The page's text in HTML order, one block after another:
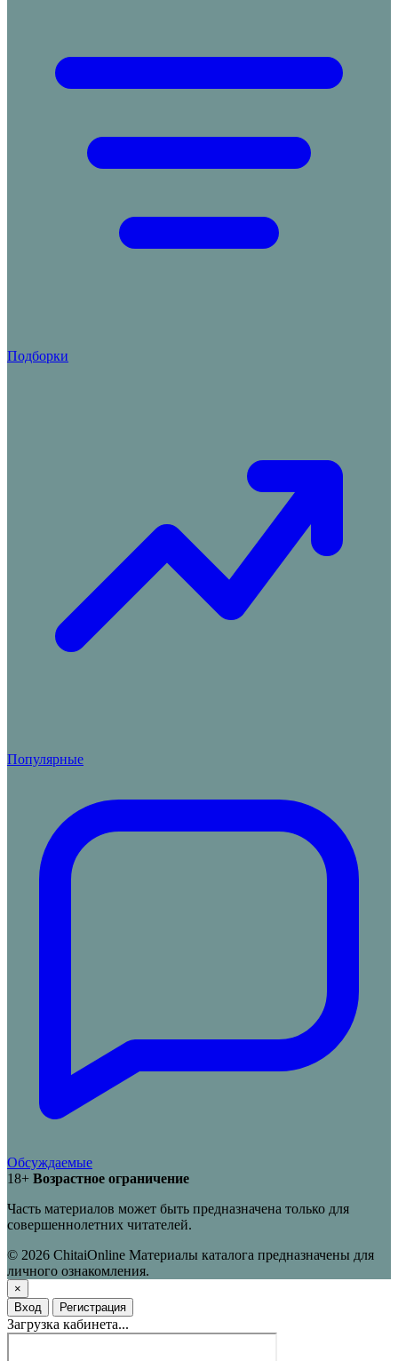
Подборки
Популярные
Обсуждаемые
18+ Возрастное ограничение
Часть материалов может быть предназначена только для
совершеннолетних читателей.
© 2026 ChitaiOnline Материалы каталога предназначены для
личного ознакомления.
×
Вход
Регистрация
Загрузка кабинета...